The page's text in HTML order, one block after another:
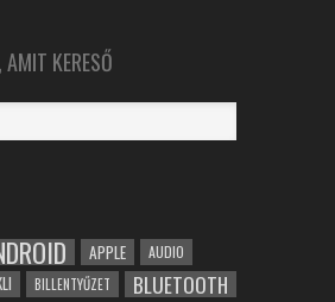
KERESŐ
APPLE AUDIO
BILLENTYŰZET BLUETOOTH